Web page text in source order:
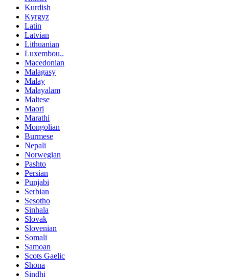
Kurdish
Kyrgyz
Latin
Latvian
Lithuanian
Luxembou..
Macedonian
Malagasy
Malay
Malayalam
Maltese
Maori
Marathi
Mongolian
Burmese
Nepali
Norwegian
Pashto
Persian
Punjabi
Serbian
Sesotho
Sinhala
Slovak
Slovenian
Somali
Samoan
Scots Gaelic
Shona
Sindhi